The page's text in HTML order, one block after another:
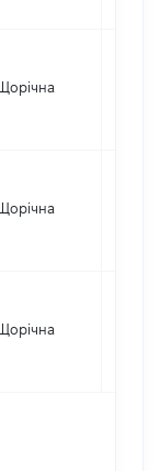
Щорічна
Щорічна
Щорічна